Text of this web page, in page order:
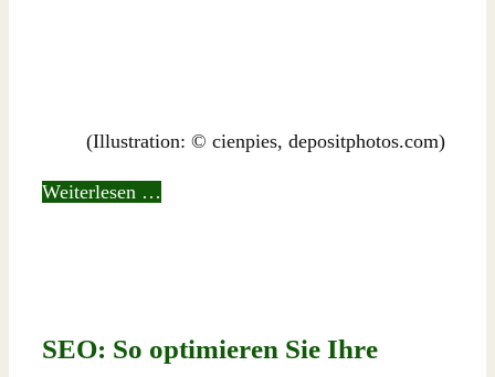
(Illustration: © cienpies, depositphotos.com)
Weiterlesen …
SEO: So optimieren Sie Ihre